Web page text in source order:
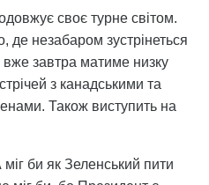
своє турне світом.
де незабаром зустрінеться
завтра матиме низку
з канадськими та
Також виступить на
би як Зеленський пити